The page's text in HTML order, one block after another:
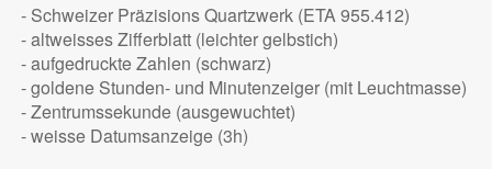
- Schweizer Präzisions Quartzwerk (ETA 955.412)
- altweisses Zifferblatt (leichter gelbstich)
- aufgedruckte Zahlen (schwarz)
- goldene Stunden- und Minutenzeiger (mit Leuchtmasse)
- Zentrumssekunde (ausgewuchtet)
- weisse Datumsanzeige (3h)